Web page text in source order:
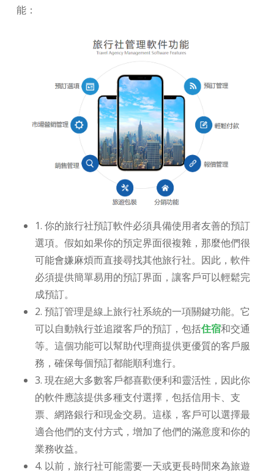
能：
1. 你的旅行社預訂軟件必須具備使用者友善的預訂
選項。假如如果你的預定界面很複雜，那麼他們很
可能會嫌麻煩而直接尋找其他旅行社。因此，軟件
必須提供簡單易用的預訂界面，讓客戶可以輕鬆完
成預訂。
2. 預訂管理是線上旅行社系統的一項關鍵功能。它
可以自動執行並追蹤客戶的預訂，包括住宿和交通
等。這個功能可以幫助代理商提供更優質的客戶服
務，確保每個預訂都能順利進行。
3. 現在絕大多數客戶都喜歡便利和靈活性，因此你
的軟件應該提供多種支付選擇，包括信用卡、支
票、網路銀行和現金交易。這樣，客戶可以選擇最
適合他們的支付方式，增加了他們的滿意度和你的
業務收益。
4. 以前，旅行社可能需要一天或更長時間來為旅遊